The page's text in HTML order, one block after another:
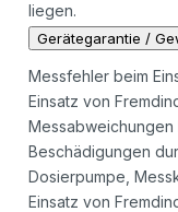
liegen.
Gerätegarantie /
Messfehler beim
Einsatz von
Messabweichungen
Beschädigungen
Dosierpumpe,
Einsatz von